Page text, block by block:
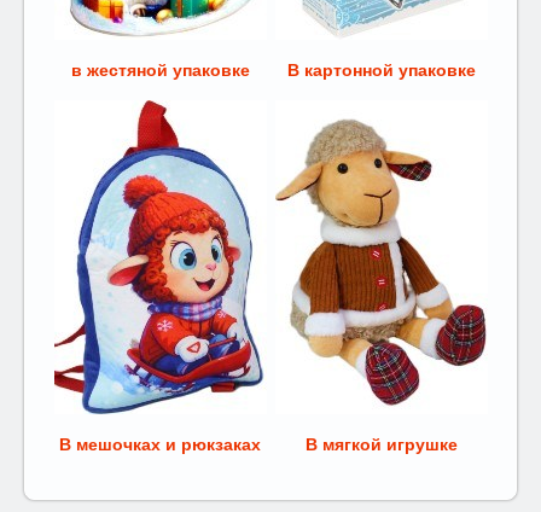
в жестяной упаковке В картонной упаковке
В мешочках и рюкзаках В мягкой игрушке